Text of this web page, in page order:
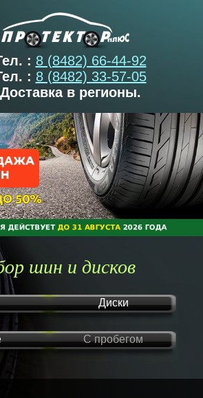
: 8 (8482) 66-44-92
: 8 (8482) 33-57-05
Доставка в регионы.
шин и дисков
Диски
С пробегом